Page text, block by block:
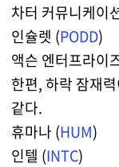
차터 커뮤니케이
인슐렛 (PODD)
액슨 엔터프라이
한편, 하락 잠재
같다.
휴마나 (HUM)
인텔 (INTC)